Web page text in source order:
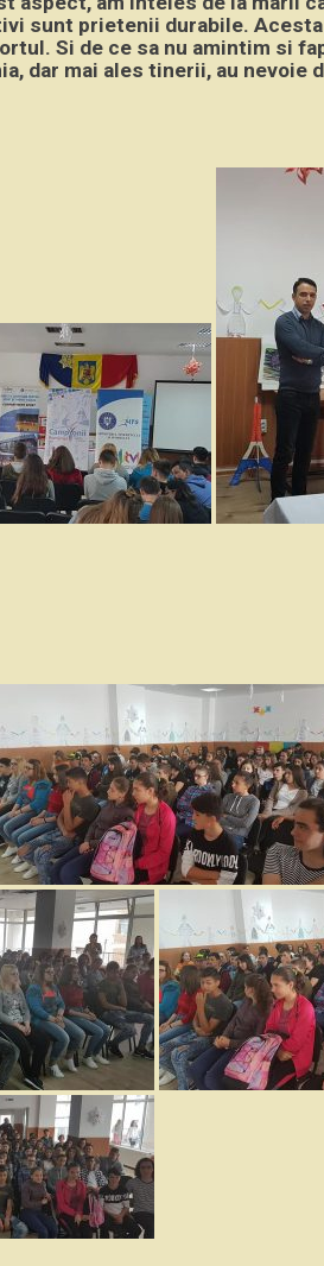
sunt prietenii durabile.
Si de ce sa nu amintim si
dar mai ales tinerii, au nevoie